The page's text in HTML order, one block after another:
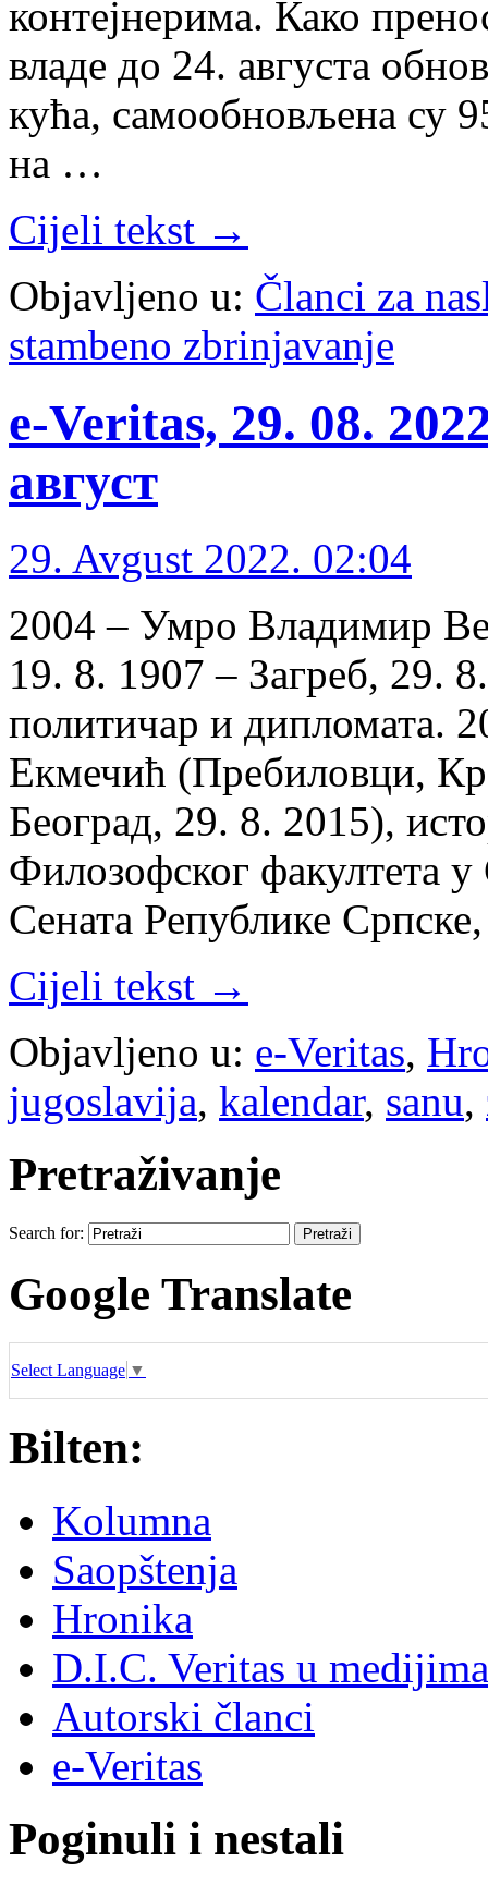
контејнерима. Како
владе до 24. августа
кућа, самообновљена су
на …
Cijeli tekst →
Objavljeno u: Članci za
stambeno zbrinjavanje
e-Veritas, 29. 08.
август
29. Avgust 2022. 02:04
2004 – Умро Владимир
19. 8. 1907 – Загреб, 29.
политичар и дипломата.
Екмечић (Пребиловци,
Београд, 29. 8. 2015),
Филозофског факултета
Сената Републике
Cijeli tekst →
Objavljeno u: e-Veritas,
jugoslavija, kalendar, sanu,
Pretraživanje
Search for:
Google Translate
Select Language ▼
Bilten:
Kolumna
Saopštenja
Hronika
D.I.C. Veritas u medijima
Autorski članci
e-Veritas
Poginuli i nestali